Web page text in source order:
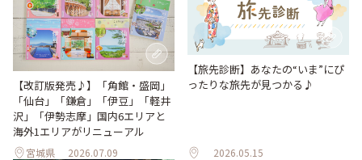
【改訂版発売♪】「角館・盛岡」
「仙台」「鎌倉」「伊豆」「軽井
沢」「伊勢志摩」国内6エリアと
海外1エリアがリニューアル
宮城県 2026.07.09
【旅先診断】あなたの“いま”にぴ
ったりな旅先が見つかる♪
2026.05.15